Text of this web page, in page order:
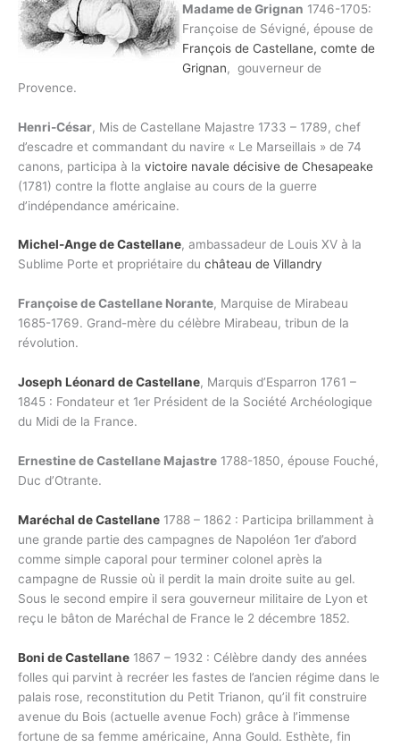
Madame de Grignan 1746-1705:
Françoise de Sévigné, épouse de
François de Castellane, comte de
Grignan, gouverneur de
Provence.
Henri-César, Mis de Castellane Majastre 1733 – 1789, chef
d’escadre et commandant du navire « Le Marseillais » de 74
canons, participa à la victoire navale décisive de Chesapeake
(1781) contre la flotte anglaise au cours de la guerre
d’indépendance américaine.
Michel-Ange de Castellane, ambassadeur de Louis XV à la
Sublime Porte et propriétaire du château de Villandry
Françoise de Castellane Norante, Marquise de Mirabeau
1685-1769. Grand-mère du célèbre Mirabeau, tribun de la
révolution.
Joseph Léonard de Castellane, Marquis d’Esparron 1761 –
1845 : Fondateur et 1er Président de la Société Archéologique
du Midi de la France.
Ernestine de Castellane Majastre 1788-1850, épouse Fouché,
Duc d’Otrante.
Maréchal de Castellane 1788 – 1862 : Participa brillamment à
une grande partie des campagnes de Napoléon 1er d’abord
comme simple caporal pour terminer colonel après la
campagne de Russie où il perdit la main droite suite au gel.
Sous le second empire il sera gouverneur militaire de Lyon et
reçu le bâton de Maréchal de France le 2 décembre 1852.
Boni de Castellane 1867 – 1932 : Célèbre dandy des années
folles qui parvint à recréer les fastes de l’ancien régime dans le
palais rose, reconstitution du Petit Trianon, qu’il fit construire
avenue du Bois (actuelle avenue Foch) grâce à l’immense
fortune de sa femme américaine, Anna Gould. Esthète, fin